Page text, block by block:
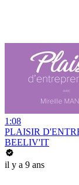
1:08
PLAISIR
BEELIV'IT
il y a 9 ans